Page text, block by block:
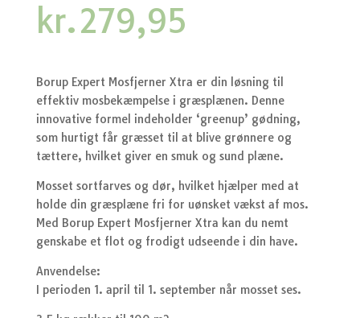
kr.279,95
Borup Expert Mosfjerner Xtra er din løsning til
effektiv mosbekæmpelse i græsplænen. Denne
innovative formel indeholder ‘greenup’ gødning,
som hurtigt får græsset til at blive grønnere og
tættere, hvilket giver en smuk og sund plæne.
Mosset sortfarves og dør, hvilket hjælper med at
holde din græsplæne fri for uønsket vækst af mos.
Med Borup Expert Mosfjerner Xtra kan du nemt
genskabe et flot og frodigt udseende i din have.
Anvendelse:
I perioden 1. april til 1. september når mosset ses.